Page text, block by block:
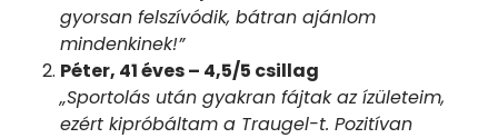
gyorsan felszívódik, bátran ajánlom
mindenkinek!”
Péter, 41 éves – 4,5/5 csillag
„Sportolás után gyakran fájtak az ízületeim,
ezért kipróbáltam a Traugel-t. Pozitívan